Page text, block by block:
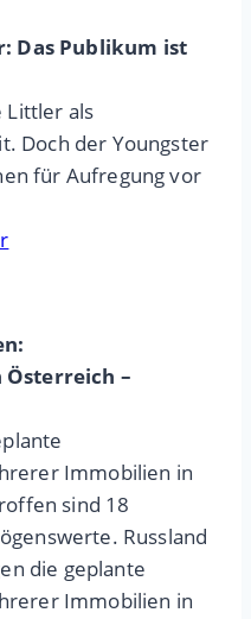
Das Publikum ist
Littler als
Doch der Youngster
für Aufregung vor
–
Immobilien in
sind 18
Russland
die geplante
Immobilien in